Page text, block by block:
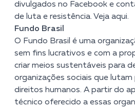
divulgados no Facebook e
de luta e resistência. Veja aqui.
Fundo Brasil
O Fundo Brasil é uma
sem fins lucrativos e com a
criar meios sustentáveis para
organizações sociais que
direitos humanos. A partir do
técnico oferecido a essas